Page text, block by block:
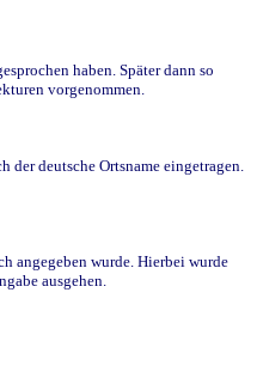
haben. Später dann so
vorgenommen.
deutsche Ortsname eingetragen.
angegeben wurde. Hierbei wurde
ausgehen.